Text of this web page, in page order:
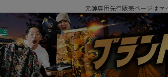
元帥専用先行販売ページはマ